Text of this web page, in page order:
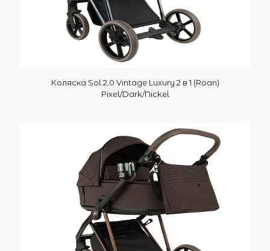
Коляска Sol 2.0 Vintage Luxury 2 в 1 (Roan)
Pixel/Dark/Nickel